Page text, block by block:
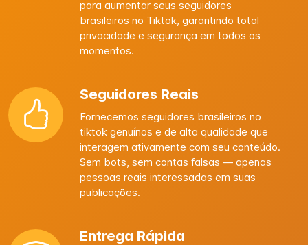
para aumentar seus seguidores
brasileiros no Tiktok, garantindo total
privacidade e segurança em todos os
momentos.
Seguidores Reais
Fornecemos seguidores brasileiros no
tiktok genuínos e de alta qualidade que
interagem ativamente com seu conteúdo.
Sem bots, sem contas falsas — apenas
pessoas reais interessadas em suas
publicações.
Entrega Rápida